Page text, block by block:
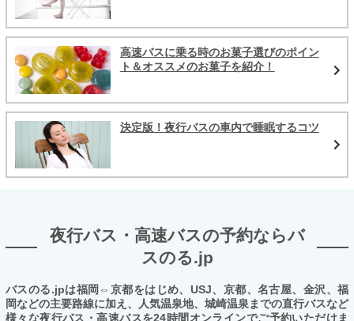
高速バスに乗る時のお菓子選びのポイン
ト＆オススメのお菓子を紹介！
決定版！夜行バスの車内で睡眠するコツ
夜行バス・高速バスの予約ならバ
スのる.jp
バスのる.jpは福岡⇔京都をはじめ、USJ、京都、名古屋、金沢、福
岡などの主要路線に加え、人気温泉地、城崎温泉までの直行バスなど
様々な夜行バス・高速バスを24時間オンラインでご予約いただけま